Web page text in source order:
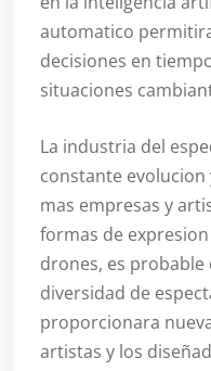
automatico
decisiones en
situaciones
La industria del
constante evolucion
mas empresas y
formas de
drones, es
diversidad de
proporcionara
artistas y los